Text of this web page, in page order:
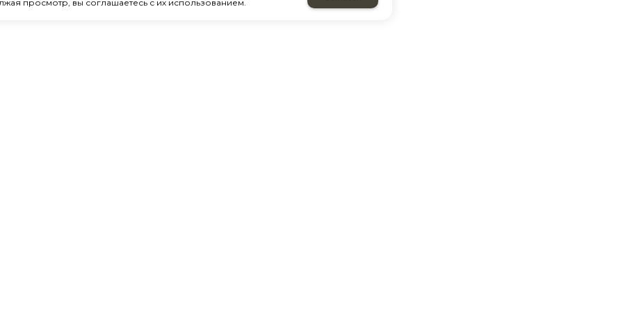
просмотр, вы соглашаетесь с их использованием.